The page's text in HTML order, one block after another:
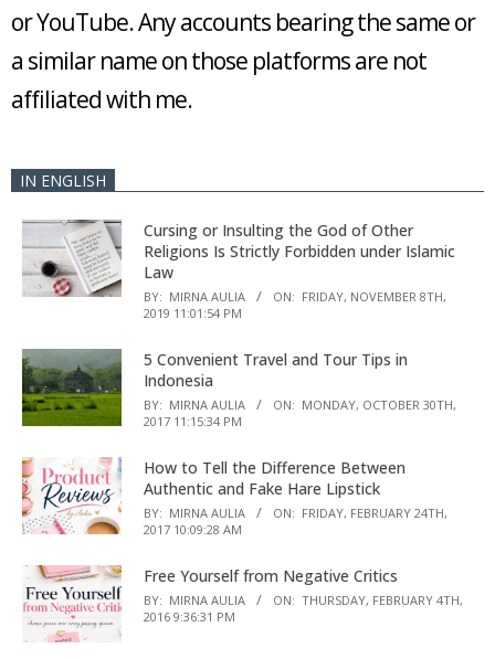
or YouTube. Any accounts bearing the same or
a similar name on those platforms are not
affiliated with me.
IN ENGLISH
Cursing or Insulting the God of Other
Religions Is Strictly Forbidden under Islamic
Law
BY: MIRNA AULIA ON: FRIDAY, NOVEMBER 8TH,
2019 11:01:54 PM
5 Convenient Travel and Tour Tips in
Indonesia
BY: MIRNA AULIA ON: MONDAY, OCTOBER 30TH,
2017 11:15:34 PM
How to Tell the Difference Between
Authentic and Fake Hare Lipstick
BY: MIRNA AULIA ON: FRIDAY, FEBRUARY 24TH,
2017 10:09:28 AM
Free Yourself from Negative Critics
BY: MIRNA AULIA ON: THURSDAY, FEBRUARY 4TH,
2016 9:36:31 PM